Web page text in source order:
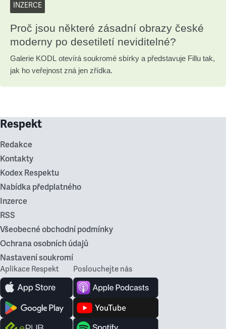
INZERCE
Proč jsou některé zásadní obrazy české
moderny po desetiletí neviditelné?
Galerie KODL otevírá soukromé sbírky a představuje Fillu tak,
jak ho veřejnost zná jen zřídka.
Respekt
Redakce
Kontakty
Kodex Respektu
Nabídka předplatného
Inzerce
RSS
Všeobecné obchodní podmínky
Ochrana osobních údajů
Nastavení soukromí
Aplikace Respekt Poslouchejte nás